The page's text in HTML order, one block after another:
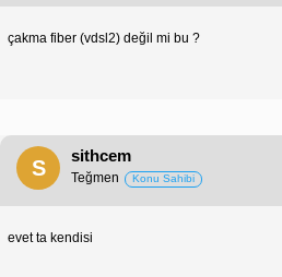
çakma fiber (vdsl2) değil mi bu ?
S
sithcem
Teğmen Konu Sahibi
evet ta kendisi